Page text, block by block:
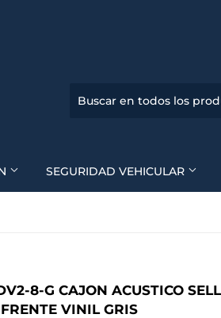
SEGURIDAD VEHICULAR
8-G CAJON ACUSTICO
VINIL GRIS